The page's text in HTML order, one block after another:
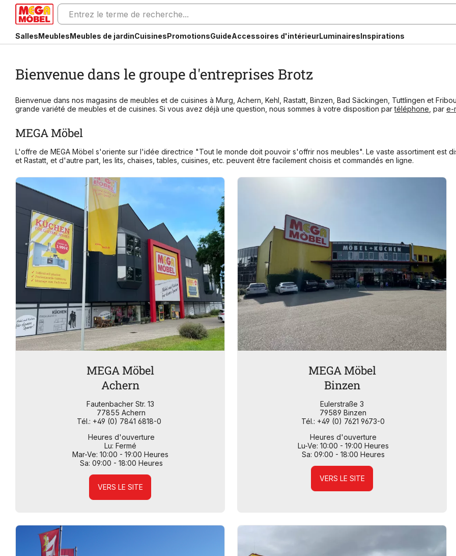
SallesMeublesMeubles de jardinCuisinesPromotionsGuideAccessoires d'intérieurLuminairesInspirations
Bienvenue dans le groupe d'entreprises Brotz
Bienvenue dans nos magasins de meubles et de cuisines à Murg, Achern, Kehl, Rastatt, Binzen, Bad Säckingen, Tuttlingen et
grande variété de meubles et de cuisines. Si vous avez déjà une question, nous sommes à votre disposition partéléphone , par e-
MEGA Möbel
L'offre de MEGA Möbel s'oriente sur l'idée directrice "Tout le monde doit pouvoir s'offrir nos meubles". Le vaste assortiment est
et Rastatt, et d'autre part, les lits, chaises, tables, cuisines, etc. peuvent être facilement choisis et commandés en ligne.
MEGA Möbel
Achern
Fautenbacher Str. 13
77855 Achern
Tél.: +49 (0) 7841 6818-0
Heures d'ouverture
Lu: Fermé
Mar-Ve: 10:00 - 19:00 Heures
Sa: 09:00 - 18:00 Heures
VERS LE SITE
MEGA Möbel
Binzen
Eulerstraße 3
79589 Binzen
Tél.: +49 (0) 7621 9673-0
Heures d'ouverture
Lu-Ve: 10:00 - 19:00 Heures
Sa: 09:00 - 18:00 Heures
VERS LE SITE